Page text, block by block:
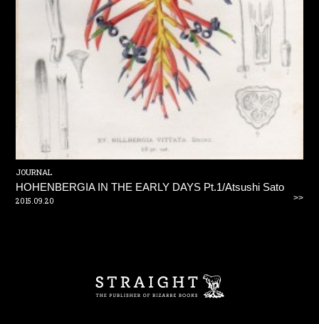
JOURNAL
HOHENBERGIA IN THE EARLY DAYS Pt.1/Atsushi Sato
2015.09.20 >>